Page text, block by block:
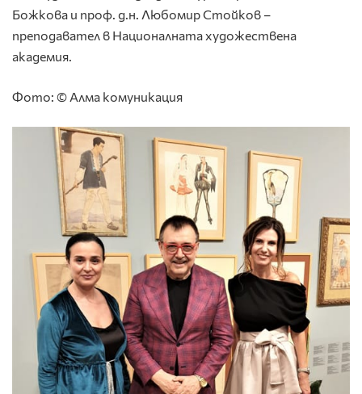
Божкова и проф. д.н. Любомир Стойков –
преподавател в Националната художествена
академия.
Фото: © Алма комуникация